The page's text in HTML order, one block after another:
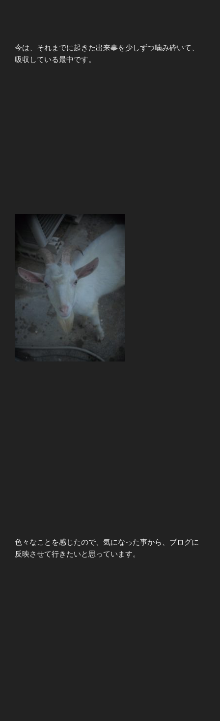
今は、それまでに起きた出来事を少しずつ噛み砕いて、
吸収している最中です。
色々なことを感じたので、気になった事から、ブログに
反映させて行きたいと思っています。